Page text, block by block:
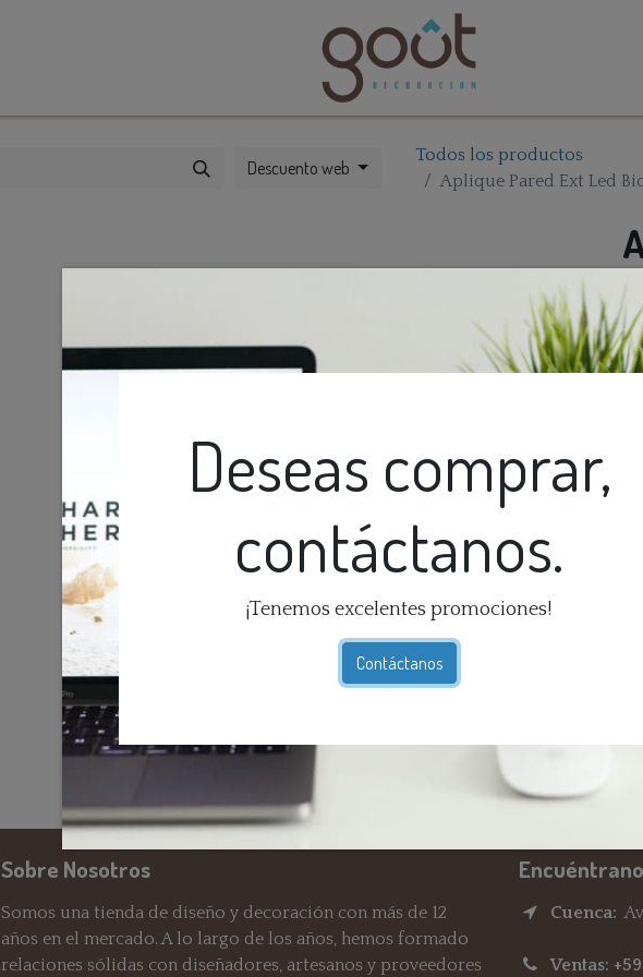
Deseas comprar,
contáctanos.
¡Tenemos excelentes promociones!
Contáctanos
Descuento web
Todos los productos
Aplique Pared Ext Led
Sobre Nosotros
Somos una tienda de diseño y decoración con más de 12
años en el mercado. A lo largo de los años, hemos formado
relaciones sólidas con diseñadores, artesanos y proveedores
Cuenca:
Ventas: